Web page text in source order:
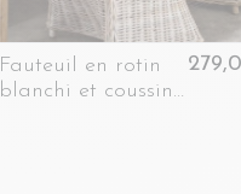
Fauteuil en rotin
blanchi et coussin